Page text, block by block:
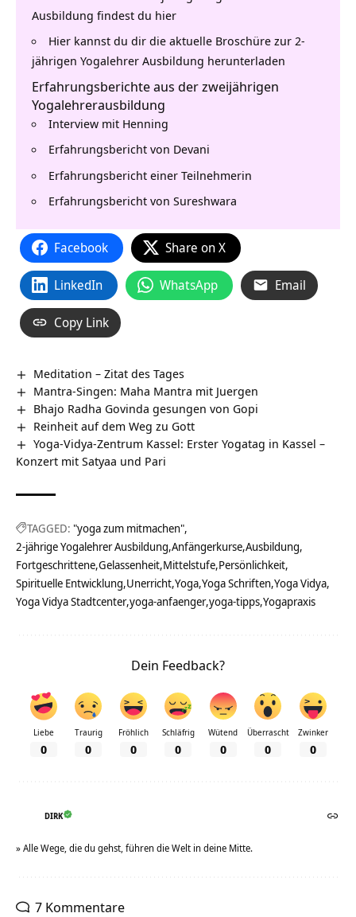
Ausbildung findest du hier
Hier kannst du dir die aktuelle Broschüre zur 2-
jährigen Yogalehrer Ausbildung herunterladen
Erfahrungsberichte aus der zweijährigen
Yogalehrerausbildung
Interview mit Henning
Erfahrungsbericht von Devani
Erfahrungsbericht einer Teilnehmerin
Erfahrungsbericht von Sureshwara
Facebook Share on X
LinkedIn WhatsApp Email
Copy Link
Meditation – Zitat des Tages
Mantra-Singen: Maha Mantra mit Juergen
Bhajo Radha Govinda gesungen von Gopi
Reinheit auf dem Weg zu Gott
Yoga-Vidya-Zentrum Kassel: Erster Yogatag in Kassel –
Konzert mit Satyaa und Pari
TAGGED: "yoga zum mitmachen"
2-jährige Yogalehrer Ausbildung Anfängerkurse Ausbildung
Fortgeschrittene Gelassenheit Mittelstufe Persönlichkeit
Spirituelle Entwicklung Unerricht Yoga Yoga Schriften Yoga Vidya
Yoga Vidya Stadtcenter yoga-anfaenger yoga-tipps Yogapraxis
Dein Feedback?
Liebe
0
Traurig
0
Fröhlich
0
Schläfrig
0
Wütend
0
Überrascht
0
Zwinker
0
DIRK
» Alle Wege, die du gehst, führen die Welt in deine Mitte.
7 Kommentare